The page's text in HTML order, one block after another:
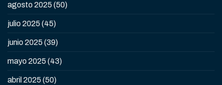
agosto 2025 (50)
julio 2025 (45)
junio 2025 (39)
mayo 2025 (43)
abril 2025 (50)